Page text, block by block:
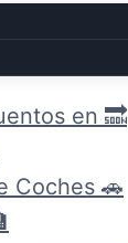
en 🔜
Coches 🚗